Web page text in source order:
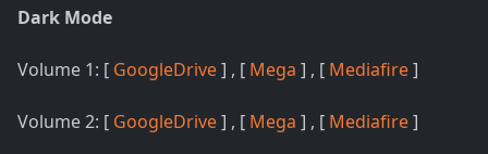
Dark Mode
Volume 1: [ GoogleDrive] , [ Mega ] , [ Mediafire]
Volume 2: [ GoogleDrive] , [ Mega ] , [ Mediafire]